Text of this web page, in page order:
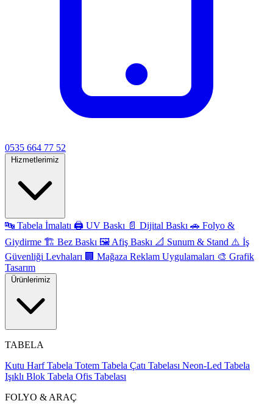
0535 664 77 52
🔤 Tabela İmalatı 🖨️ UV Baskı 📄 Dijital Baskı 🚗 Folyo &
Giydirme 🏗️ Bez Baskı 🖼️ Afiş Baskı 📐 Sunum & Stand ⚠️ İş
Güvenliği Levhaları 🏢 Mağaza Reklam Uygulamaları 🎨 Grafik
Tasarım
TABELA
Kutu Harf Tabela Totem Tabela Çatı Tabelası Neon-Led Tabela
Işıklı Blok Tabela Ofis Tabelası
FOLYO & ARAÇ